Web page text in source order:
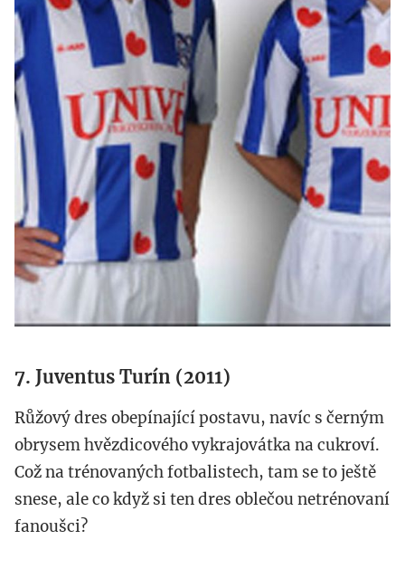
7. Juventus Turín (2011)
Růžový dres obepínající postavu, navíc s černým
obrysem hvězdicového vykrajovátka na cukroví.
Což na trénovaných fotbalistech, tam se to ještě
snese, ale co když si ten dres oblečou netrénovaní
fanoušci?